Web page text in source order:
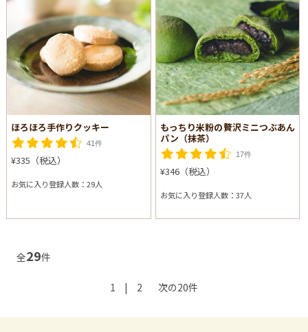
ほろほろ手作りクッキー
41件
¥335（税込）
お気に入り登録人数：29人
もっちり米粉の贅沢ミニつぶあん
パン（抹茶）
17件
¥346（税込）
お気に入り登録人数：37人
全29件
1 | 2 次の20件